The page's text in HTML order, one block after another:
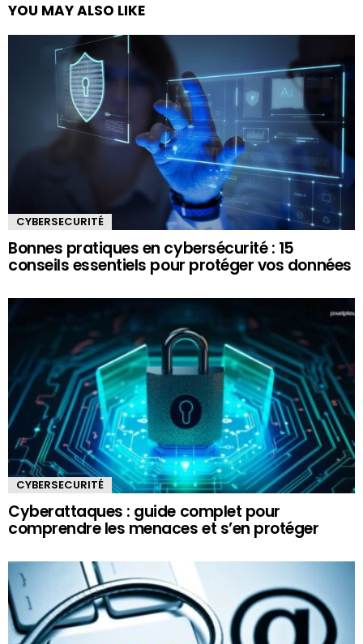
YOU MAY ALSO LIKE
CYBERSECURITÉ
Bonnes pratiques en cybersécurité : 15
conseils essentiels pour protéger vos données
CYBERSECURITÉ
Cyberattaques : guide complet pour
comprendre les menaces et s’en protéger